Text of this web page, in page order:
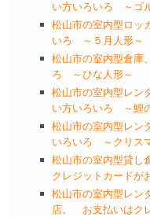
い方いろいろ ～ゴ
松山市の室内型ロッ
いろ ～５月人形～
松山市の室内型倉
ろ ～ひな人形～
松山市の室内型レン
い方いろいろ ～鯉
松山市の室内型レ
いろいろ ～クリス
松山市の室内型貸し
クレジットカードが
松山市の室内型レン
店。 お支払いはク